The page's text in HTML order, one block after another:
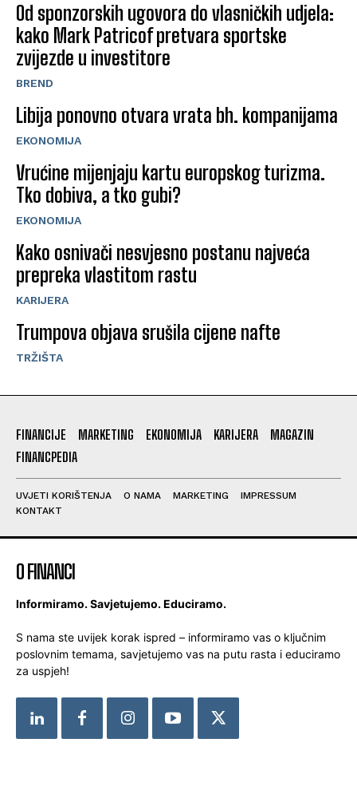
Od sponzorskih ugovora do vlasničkih udjela:
kako Mark Patricof pretvara sportske
zvijezde u investitore
BREND
Libija ponovno otvara vrata bh. kompanijama
EKONOMIJA
Vrućine mijenjaju kartu europskog turizma.
Tko dobiva, a tko gubi?
EKONOMIJA
Kako osnivači nesvjesno postanu najveća
prepreka vlastitom rastu
KARIJERA
Trumpova objava srušila cijene nafte
TRŽIŠTA
FINANCIJE MARKETING EKONOMIJA KARIJERA
MAGAZIN
FINANCPEDIA
UVJETI KORIŠTENJA O NAMA MARKETING
IMPRESSUM
KONTAKT
O FINANCI
Informiramo. Savjetujemo. Educiramo.
S nama ste uvijek korak ispred – informiramo vas o ključnim
poslovnim temama, savjetujemo vas na putu rasta i educiramo
za uspjeh!